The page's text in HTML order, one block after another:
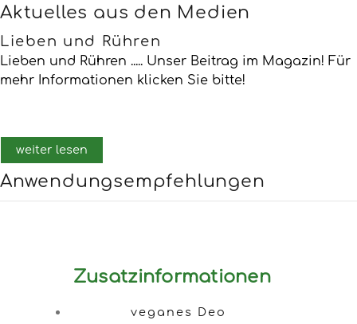
Aktuelles aus den Medien
Lieben und Rühren
Lieben und Rühren ..... Unser Beitrag im Magazin! Für
mehr Informationen klicken Sie bitte!
weiter lesen
Anwendungsempfehlungen
Zusatzinformationen
veganes Deo